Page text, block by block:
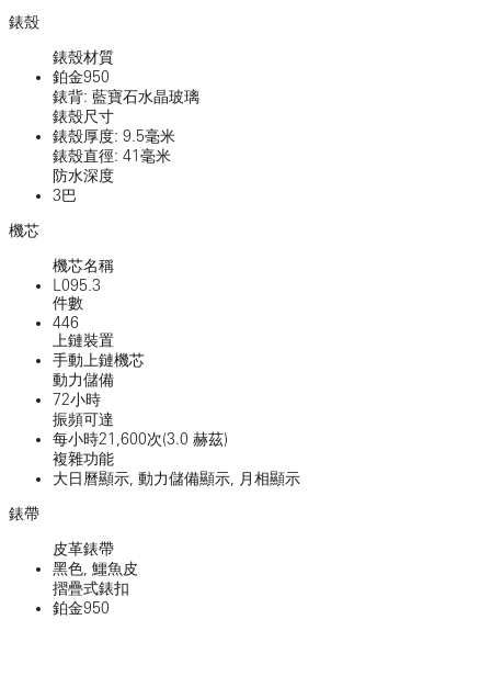
錶殼
錶殼材質
鉑金950
錶背: 藍寶石水晶玻璃
錶殼尺寸
錶殼厚度: 9.5毫米
錶殼直徑: 41毫米
防水深度
3巴
機芯
機芯名稱
L095.3
件數
446
上鏈裝置
手動上鏈機芯
動力儲備
72小時
振頻可達
每小時21,600次(3.0 赫茲)
複雜功能
大日曆顯示, 動力儲備顯示, 月相顯示
錶帶
皮革錶帶
黑色, 鱷魚皮
摺疊式錶扣
鉑金950